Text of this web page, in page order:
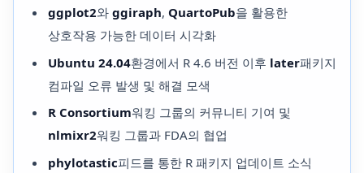
ggplot2와 ggiraph, QuartoPub을 활용한
상호작용 가능한 데이터 시각화
Ubuntu 24.04환경에서 R 4.6 버전 이후 later패키지
컴파일 오류 발생 및 해결 모색
R Consortium워킹 그룹의 커뮤니티 기여 및
nlmixr2워킹 그룹과 FDA의 협업
phylotastic피드를 통한 R 패키지 업데이트 소식